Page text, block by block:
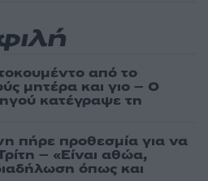
από το
μητέρα και γιο – Ο
κατέγραψε τη
πήρε προθεσμία για να
– «Είναι αθώα,
όπως και